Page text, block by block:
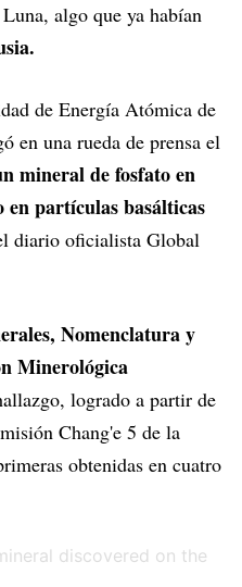
algo que ya habían
de Energía Atómica de
en una rueda de prensa el
mineral de fosfato en
partículas basálticas
diario oficialista Global
Nomenclatura y
Minerológica
logrado a partir de
Chang'e 5 de la
obtenidas en cuatro